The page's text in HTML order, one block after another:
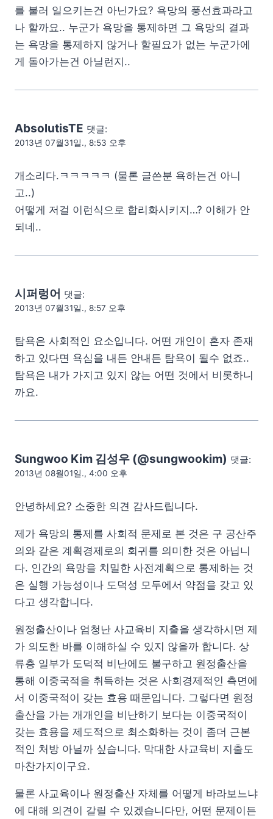
를 불러 일으키는건 아닌가요? 욕망의 풍선효과라고
나 할까요.. 누군가 욕망을 통제하면 그 욕망의 결과
는 욕망을 통제하지 않거나 할필요가 없는 누군가에
게 돌아가는건 아닐런지..
AbsolutisTE 댓글:
2013년 07월31일., 8:53 오후
개소리다.ㅋㅋㅋㅋㅋ (물론 글쓴분 욕하는건 아니
고..)
어떻게 저걸 이런식으로 합리화시키지…? 이해가 안
되네..
시퍼렁어 댓글:
2013년 07월31일., 8:57 오후
탐욕은 사회적인 요소입니다. 어떤 개인이 혼자 존재
하고 있다면 욕심을 내든 안내든 탐욕이 될수 없죠..
탐욕은 내가 가지고 있지 않는 어떤 것에서 비롯하니
까요.
Sungwoo Kim 김성우 (@sungwookim) 댓글:
2013년 08월01일., 4:00 오후
안녕하세요? 소중한 의견 감사드립니다.
제가 욕망의 통제를 사회적 문제로 본 것은 구 공산주
의와 같은 계획경제로의 회귀를 의미한 것은 아닙니
다. 인간의 욕망을 치밀한 사전계획으로 통제하는 것
은 실행 가능성이나 도덕성 모두에서 약점을 갖고 있
다고 생각합니다.
원정출산이나 엄청난 사교육비 지출을 생각하시면 제
가 의도한 바를 이해하실 수 있지 않을까 합니다. 상
류층 일부가 도덕적 비난에도 불구하고 원정출산을
통해 이중국적을 취득하는 것은 사회경제적인 측면에
서 이중국적이 갖는 효용 때문입니다. 그렇다면 원정
출산을 가는 개개인을 비난하기 보다는 이중국적이
갖는 효용을 제도적으로 최소화하는 것이 좀더 근본
적인 처방 아닐까 싶습니다. 막대한 사교육비 지출도
마찬가지이구요.
물론 사교육이나 원정출산 자체를 어떻게 바라보느냐
에 대해 의견이 갈릴 수 있겠습니다만, 어떤 문제이든